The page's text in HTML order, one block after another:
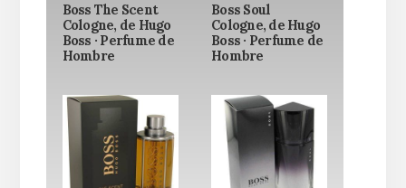
Boss The Scent
Cologne, de Hugo
Boss · Perfume de
Hombre
Boss Soul
Cologne, de Hugo
Boss · Perfume de
Hombre